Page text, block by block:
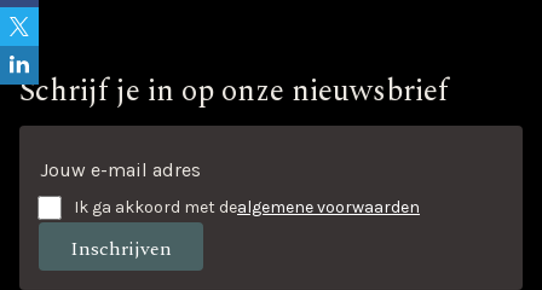
Schrijf je in op onze nieuwsbrief
Ik ga akkoord met dealgemene voorwaarden